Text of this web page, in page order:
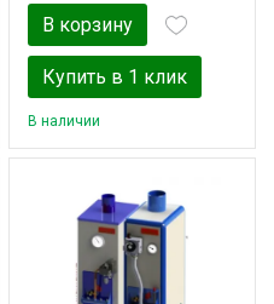
В корзину
Купить в 1 клик
В наличии